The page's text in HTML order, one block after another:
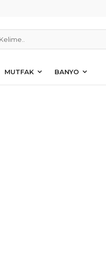
MUTFAK BANYO